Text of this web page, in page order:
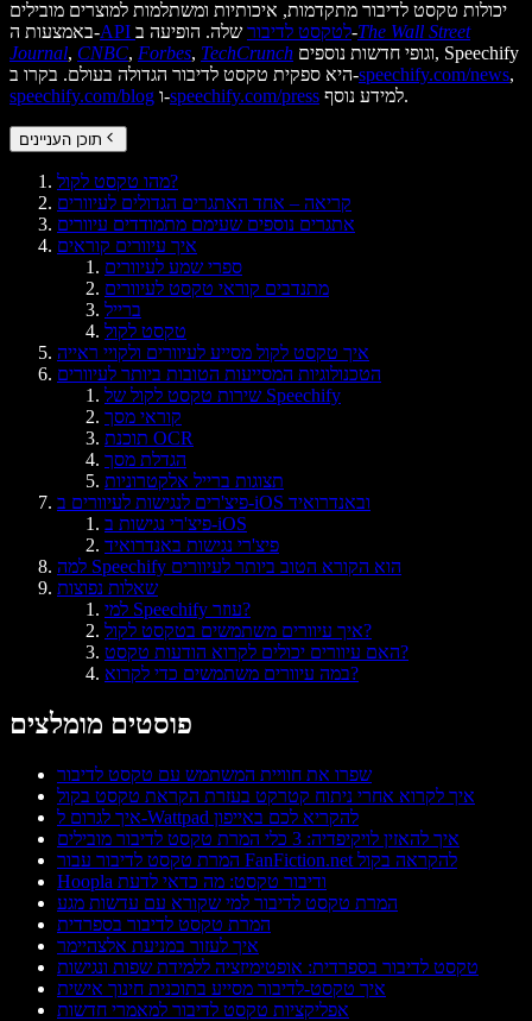
יכולות טקסט לדיבור מתקדמות, איכותיות ומשתלמות למוצרים מובילים
באמצעות ה-
API לטקסט לדיבורשלה. הופיעה ב-The Wall Street
Journal, CNBC, Forbes, TechCrunch
היא ספקית טקסט לדיבור הגדולה בעולם. בקרו ב-speechify.com/news,
speechify.com/blog ו-speechify.com/press למידע נוסף.
תוכן העניינים
מהו טקסט לקול?
קריאה – אחד האתגרים הגדולים לעיוורים
אתגרים נוספים שעימם מתמודדים עיוורים
איך עיוורים קוראים
ספרי שמע לעיוורים
מתנדבים קוראי טקסט לעיוורים
ברייל
טקסט לקול
איך טקסט לקול מסייע לעיוורים ולקויי ראייה
הטכנולוגיות המסייעות הטובות ביותר לעיוורים
שירות טקסט לקול של Speechify
קוראי מסך
תוכנת OCR
הגדלת מסך
תצוגות ברייל אלקטרוניות
פיצ'רים לנגישות לעיוורים ב-iOS ובאנדרואיד
פיצ'רי נגישות ב-iOS
פיצ'רי נגישות באנדרואיד
למה Speechify הוא הקורא הטוב ביותר לעיוורים
שאלות נפוצות
למי Speechify עוזר?
איך עיוורים משתמשים בטקסט לקול?
האם עיוורים יכולים לקרוא הודעות טקסט?
במה עיוורים משתמשים כדי לקרוא?
פוסטים מומלצים
שפרו את חוויית המשתמש עם טקסט לדיבור
איך לקרוא אחרי ניתוח קטרקט בעזרת הקראת טקסט בקול
איך לגרום ל-Wattpad להקריא לכם באייפון
איך להאזין לויקיפדיה: 3 כלי המרת טקסט לדיבור מובילים
המרת טקסט לדיבור עבור FanFiction.net להקראה בקול
Hoopla ודיבור טקסט: מה כדאי לדעת
המרת טקסט לדיבור למי שקורא עם עדשות מגע
המרת טקסט לדיבור בספרדית
איך לעזור במניעת אלצהיימר
טקסט לדיבור בספרדית: אופטימיזציה ללמידת שפות ונגישות
איך טקסט-לדיבור מסייע בתוכנית חינוך אישית
אפליקציות טקסט לדיבור למאמרי חדשות